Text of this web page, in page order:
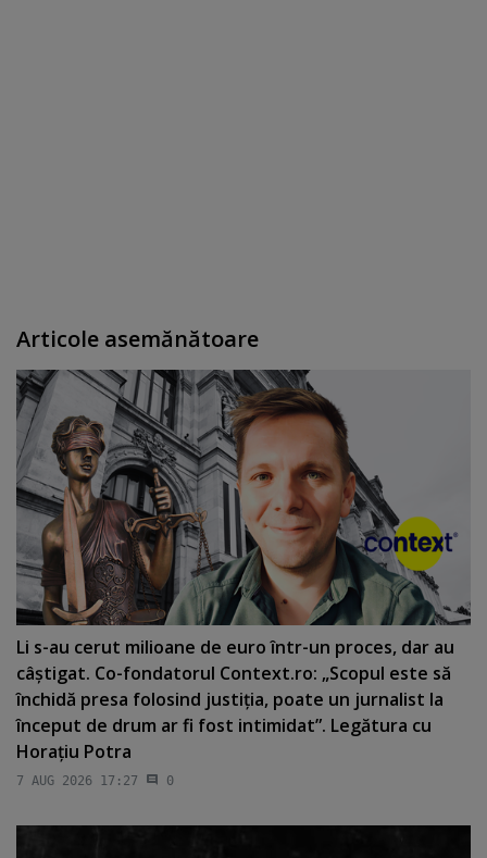
Articole asemănătoare
Li s-au cerut milioane de euro într-un proces, dar au
câştigat. Co-fondatorul Context.ro: „Scopul este să
închidă presa folosind justiţia, poate un jurnalist la
început de drum ar fi fost intimidat”. Legătura cu
Horaţiu Potra
7 AUG 2026 17:27 0